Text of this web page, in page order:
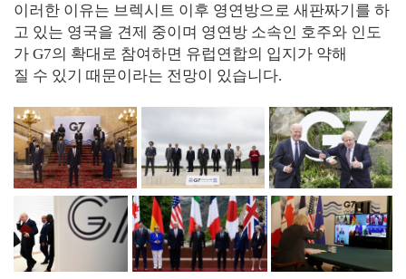
이러한 이유는 브렉시트 이후 영연방으로 새판짜기를 하
고 있는 영국을 견제 중이며 영연방 소속인 호주와 인도
가 G7의 확대로 참여하면 유럽연합의 입지가 약해
질 수 있기 때문이라는 전망이 있습니다.